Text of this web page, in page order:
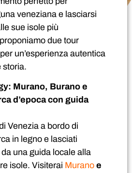
veneziana e lasciarsi
sue isole più
due tour
un’esperienza autentica
storia.
Murano, Burano e
d’epoca con guida
Venezia a bordo di
in legno e lasciati
una guida locale alla
isole. Visiterai Murano e